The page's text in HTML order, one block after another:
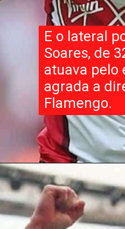
E o lateral
Soares, de
atuava pelo
agrada a
Flamengo.